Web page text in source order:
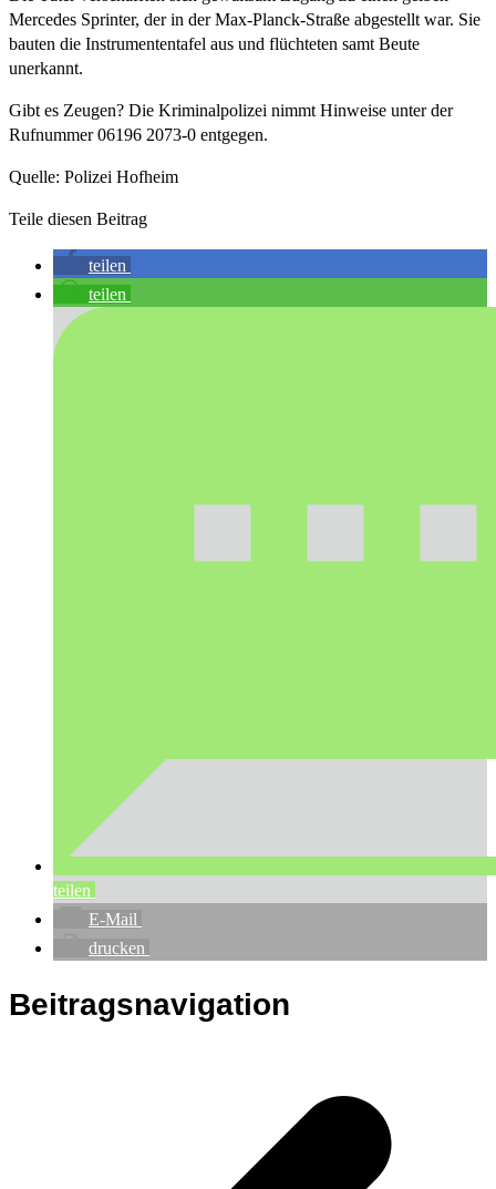
Mercedes Sprinter, der in der Max-Planck-Straße abgestellt war. Sie
bauten die Instrumententafel aus und flüchteten samt Beute
unerkannt.
Gibt es Zeugen? Die Kriminalpolizei nimmt Hinweise unter der
Rufnummer 06196 2073-0 entgegen.
Quelle: Polizei Hofheim
Teile diesen Beitrag
teilen
teilen
teilen
E-Mail
drucken
Beitragsnavigation